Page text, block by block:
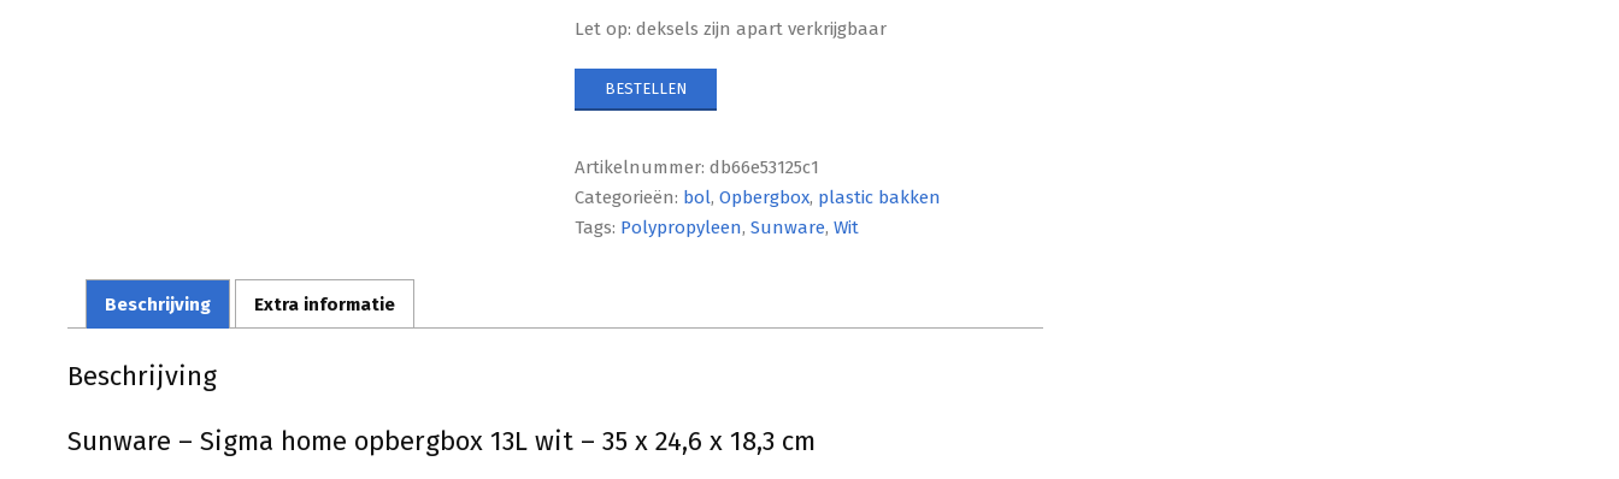
Let op: deksels zijn apart verkrijgbaar
BESTELLEN
Artikelnummer:db66e53125c1
Categorieën: bol,Opbergbox, plastic bakken
Tags: Polypropyleen,Sunware,Wit
Beschrijving Extra informatie
Beschrijving
Sunware – Sigma home opbergbox 13L wit – 35 x 24,6 x 18,3 cm